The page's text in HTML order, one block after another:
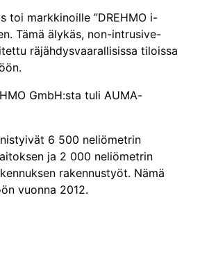
toi markkinoille ”DREHMO i-
Tämä älykäs, non-intrusive-
räjähdysvaarallisissa tiloissa
GmbH:sta tuli AUMA-
6 500 neliömetrin
ja 2 000 neliömetrin
rakennustyöt. Nämä
vuonna 2012.